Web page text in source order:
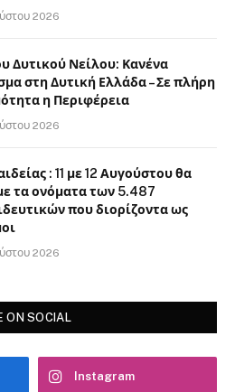
2026
Δυτικού Νείλου: Κανένα
στη Δυτική Ελλάδα – Σε πλήρη
η Περιφέρεια
2026
: 11 με 12 Αυγούστου θα
τα ονόματα των 5.487
που διορίζοντα ως
2026
ON SOCIAL
Instagram